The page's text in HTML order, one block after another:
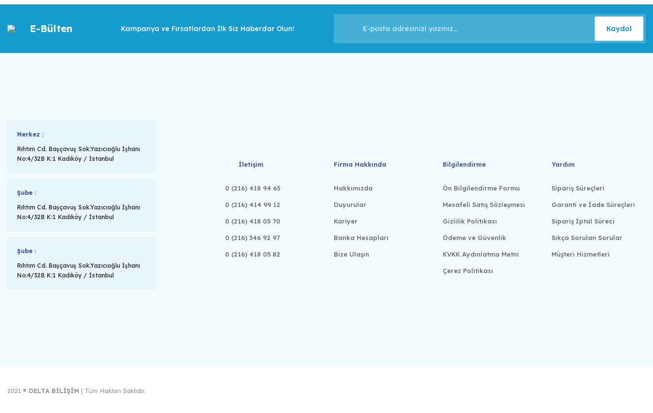
E-Bülten Kampanya ve Fırsatlardan İlk Siz Haberdar Olun! Kaydol
Merkez :
Rıhtım Cd. Başçavuş Sok.Yazıcıoğlu İşhanı
No:4/32B K:1 Kadıköy / İstanbul
Şube :
Rıhtım Cd. Başçavuş Sok.Yazıcıoğlu İşhanı
No:4/32B K:1 Kadıköy / İstanbul
Şube :
Rıhtım Cd. Başçavuş Sok.Yazıcıoğlu İşhanı
No:4/32B K:1 Kadıköy / İstanbul
İletişim
0 (216) 418 94 65
0 (216) 414 99 12
0 (216) 418 05 70
0 (216) 346 92 97
0 (216) 418 05 82
Firma Hakkında
Hakkımızda
Duyurular
Kariyer
Banka Hesapları
Bize Ulaşın
Bilgilendirme
Ön Bilgilendirme Formu
Mesafeli Satış Sözleşmesi
Gizlilik Politikası
Ödeme ve Güvenlik
KVKK Aydınlatma Metni
Çerez Politikası
Yardım
Sipariş Süreçleri
Garanti ve İade Süreçleri
Sipariş İptal Süreci
Sıkça Sorulan Sorular
Müşteri Hizmetleri
2021 ® DELTA BİLİŞİM | Tüm Hakları Saklıdır.